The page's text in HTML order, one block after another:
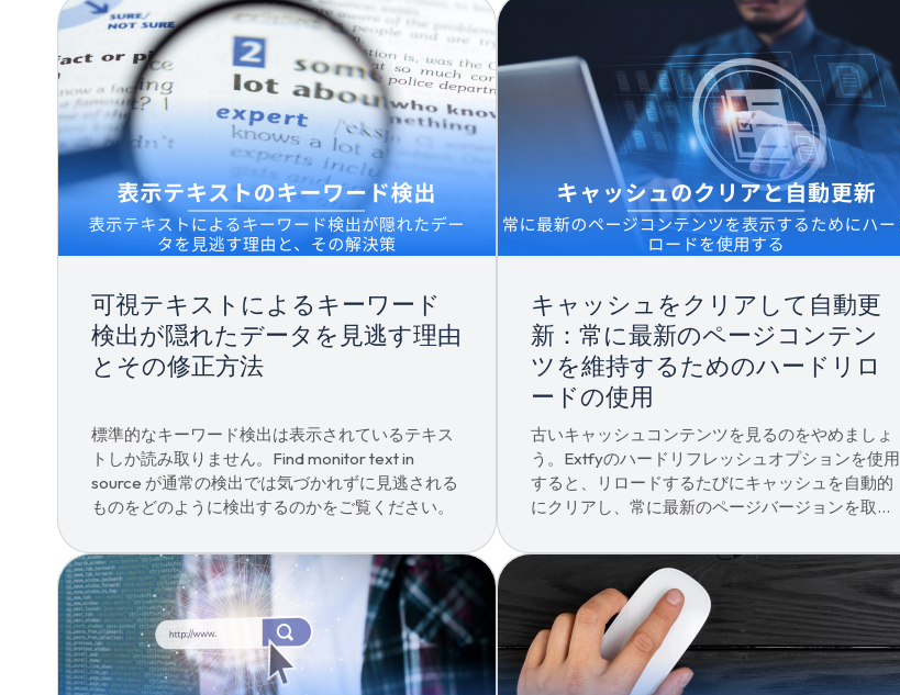
可視テキストによるキーワード
検出が隠れたデータを見逃す理由
とその修正方法
標準的なキーワード検出は表示されているテキス
トしか読み取りません。Find monitor text in
source が通常の検出では気づかれずに見逃される
ものをどのように検出するのかをご覧ください。
キャッシュをクリアして自動更
新：常に最新のページコンテン
ツを維持するためのハードリロ
ードの使用
古いキャッシュコンテンツを見るのをやめましょ
う。Extfyのハードリフレッシュオプションを使用
すると、リロードするたびにキャッシュを自動的
にクリアし、常に最新のページバージョンを取得